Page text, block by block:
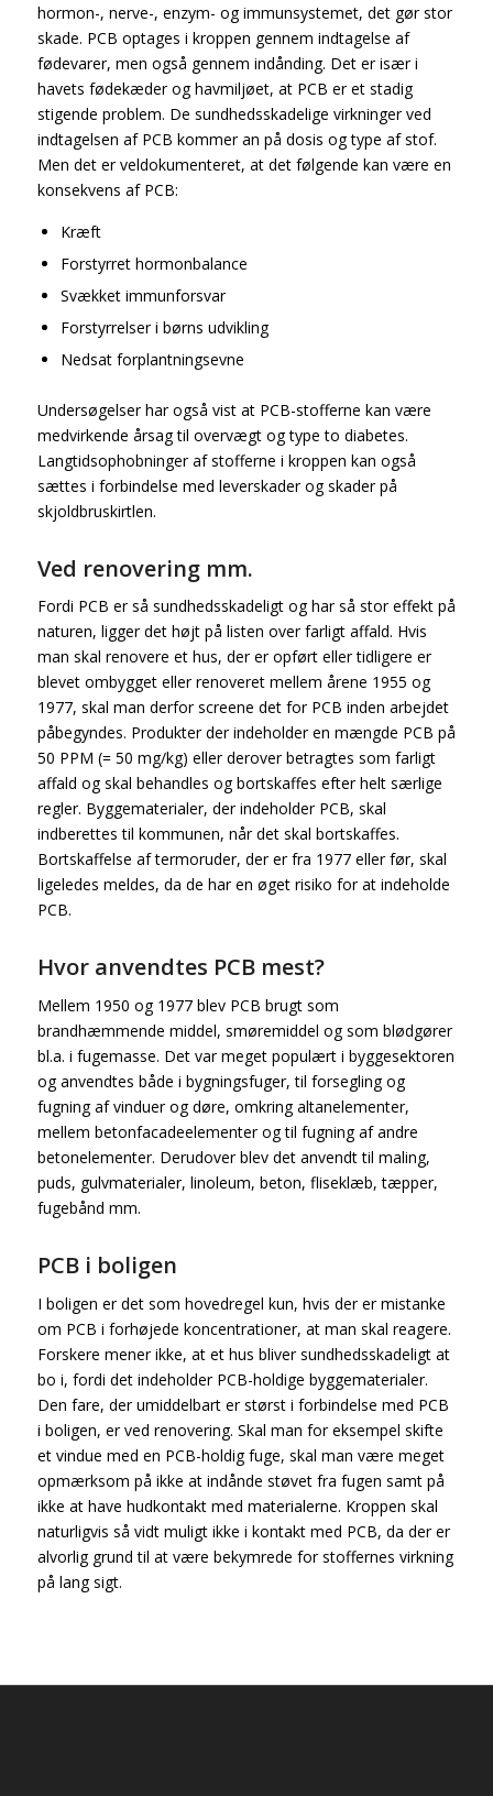
hormon-, nerve-, enzym- og immunsystemet, det gør stor
skade. PCB optages i kroppen gennem indtagelse af
fødevarer, men også gennem indånding. Det er især i
havets fødekæder og havmiljøet, at PCB er et stadig
stigende problem. De sundhedsskadelige virkninger ved
indtagelsen af PCB kommer an på dosis og type af stof.
Men det er veldokumenteret, at det følgende kan være en
konsekvens af PCB:
Kræft
Forstyrret hormonbalance
Svækket immunforsvar
Forstyrrelser i børns udvikling
Nedsat forplantningsevne
Undersøgelser har også vist at PCB-stofferne kan være
medvirkende årsag til overvægt og type to diabetes.
Langtidsophobninger af stofferne i kroppen kan også
sættes i forbindelse med leverskader og skader på
skjoldbruskirtlen.
Ved renovering mm.
Fordi PCB er så sundhedsskadeligt og har så stor effekt på
naturen, ligger det højt på listen over farligt affald. Hvis
man skal renovere et hus, der er opført eller tidligere er
blevet ombygget eller renoveret mellem årene 1955 og
1977, skal man derfor screene det for PCB inden arbejdet
påbegyndes. Produkter der indeholder en mængde PCB på
50 PPM (= 50 mg/kg) eller derover betragtes som farligt
affald og skal behandles og bortskaffes efter helt særlige
regler. Byggematerialer, der indeholder PCB, skal
indberettes til kommunen, når det skal bortskaffes.
Bortskaffelse af termoruder, der er fra 1977 eller før, skal
ligeledes meldes, da de har en øget risiko for at indeholde
PCB.
Hvor anvendtes PCB mest?
Mellem 1950 og 1977 blev PCB brugt som
brandhæmmende middel, smøremiddel og som blødgører
bl.a. i fugemasse. Det var meget populært i byggesektoren
og anvendtes både i bygningsfuger, til forsegling og
fugning af vinduer og døre, omkring altanelementer,
mellem betonfacadeelementer og til fugning af andre
betonelementer. Derudover blev det anvendt til maling,
puds, gulvmaterialer, linoleum, beton, fliseklæb, tæpper,
fugebånd mm.
PCB i boligen
I boligen er det som hovedregel kun, hvis der er mistanke
om PCB i forhøjede koncentrationer, at man skal reagere.
Forskere mener ikke, at et hus bliver sundhedsskadeligt at
bo i, fordi det indeholder PCB-holdige byggematerialer.
Den fare, der umiddelbart er størst i forbindelse med PCB
i boligen, er ved renovering. Skal man for eksempel skifte
et vindue med en PCB-holdig fuge, skal man være meget
opmærksom på ikke at indånde støvet fra fugen samt på
ikke at have hudkontakt med materialerne. Kroppen skal
naturligvis så vidt muligt ikke i kontakt med PCB, da der er
alvorlig grund til at være bekymrede for stoffernes virkning
på lang sigt.